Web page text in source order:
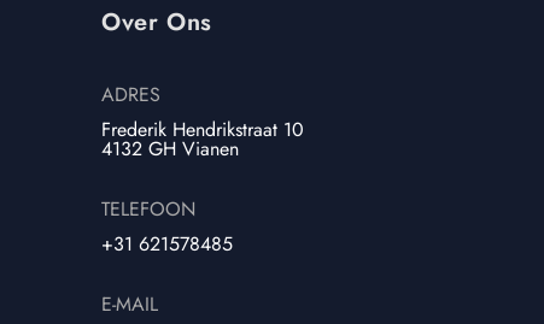
Over Ons
ADRES
Frederik Hendrikstraat 10
4132 GH Vianen
TELEFOON
+31 621578485
E-MAIL